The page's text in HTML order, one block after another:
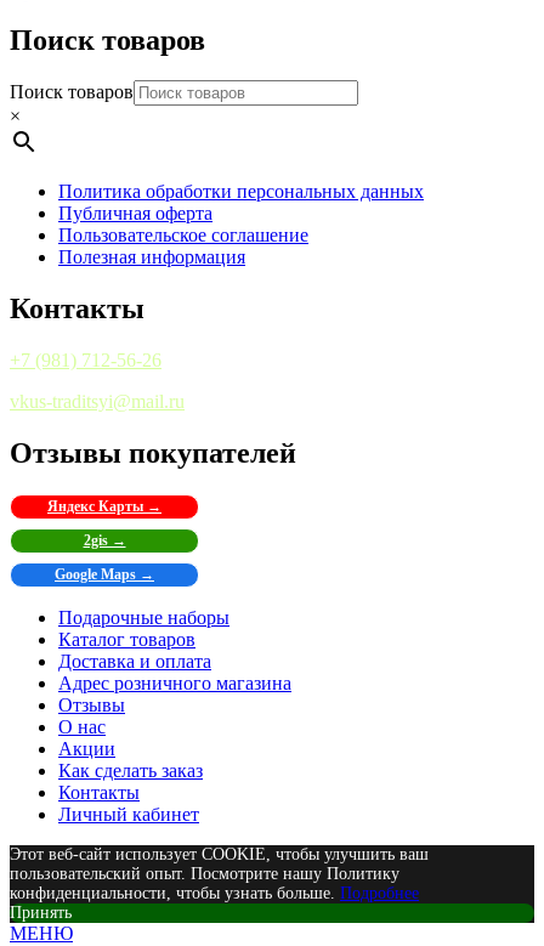
Поиск товаров
Поиск товаров
×
Политика обработки персональных данных
Публичная оферта
Пользовательское соглашение
Полезная информация
Контакты
+7 (981) 712-56-26
vkus-traditsyi@mail.ru
Отзывы покупателей
Яндекс Карты →
2gis →
Google Maps →
Подарочные наборы
Каталог товаров
Доставка и оплата
Адрес розничного магазина
Отзывы
О нас
Акции
Как сделать заказ
Контакты
Личный кабинет
Этот веб-сайт использует COOKIE, чтобы улучшить ваш
пользовательский опыт. Посмотрите нашу Политику
конфиденциальности, чтобы узнать больше. Подробнее
Принять
МЕНЮ